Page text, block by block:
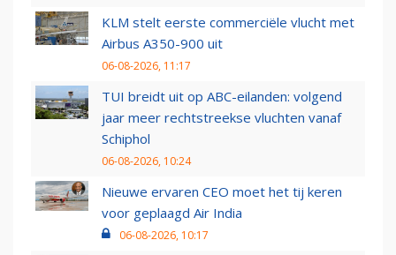
KLM stelt eerste commerciële vlucht met
Airbus A350-900 uit
06-08-2026, 11:17
TUI breidt uit op ABC-eilanden: volgend
jaar meer rechtstreekse vluchten vanaf
Schiphol
06-08-2026, 10:24
Nieuwe ervaren CEO moet het tij keren
voor geplaagd Air India
06-08-2026, 10:17